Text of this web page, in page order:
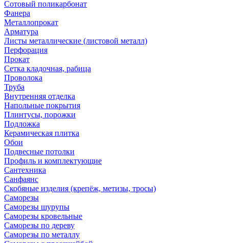
Сотовый поликарбонат
Фанера
Металлопрокат
Арматура
Листы металлические (листовой металл)
Перфорация
Прокат
Сетка кладочная, рабица
Проволока
Труба
Внутренняя отделка
Напольные покрытия
Плинтусы, порожки
Подложка
Керамическая плитка
Обои
Подвесные потолки
Профиль и комплектующие
Сантехника
Санфаянс
Скобяные изделия (крепёж, метизы, тросы)
Саморезы
Саморезы шурупы
Саморезы кровельные
Саморезы по дереву
Саморезы по металлу